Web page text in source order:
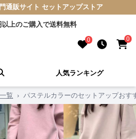
通販サイト セットアップストア
上のご購入で送料無料
0 0
人気ランキング
覧 › パステルカラーのセットアップおす